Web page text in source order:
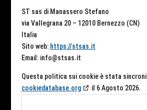
ST sas di Manassero Stefano
via Vallegrana 20 – 12010 Bernezzo (CN)
Italia
Sito web: https://stsas.it
Email: info@stsas.it
Questa politica sui cookie è stata
cookiedatabase.org
il 6 Agosto 2026.